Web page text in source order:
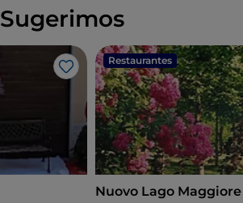
Sugerimos
Me gusta
Restaurantes
Nuovo Lago